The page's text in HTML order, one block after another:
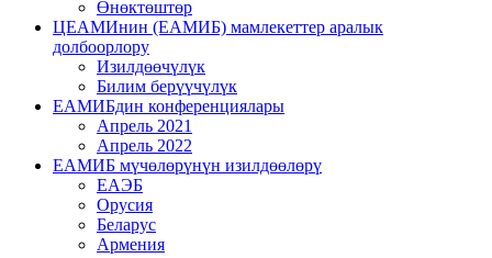
Өнөктөштөр
ЦЕАМИнин (ЕАМИБ) мамлекеттер аралык
долбоорлору
Изилдөөчүлүк
Билим берүүчүлүк
ЕАМИБдин конференциялары
Апрель 2021
Апрель 2022
ЕАМИБ мүчөлөрүнүн изилдөөлөрү
ЕАЭБ
Орусия
Беларус
Армения